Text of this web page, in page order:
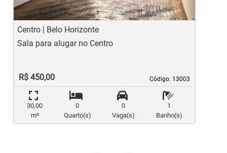
Centro | Belo Horizonte
Código. 13003
Código. 13003
Sala para alugar no Centro
R$ 450,00
30,00
m²
0
Quarto(s)
0
Vaga(s)
1
Banho(s)